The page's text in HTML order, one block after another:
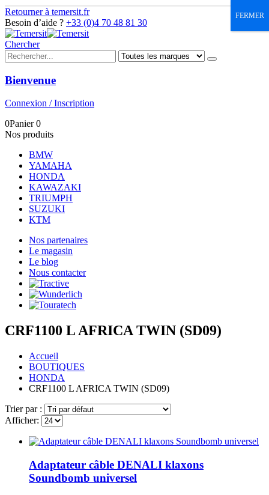
Retourner à temersit.fr
Besoin d’aide ? +33 (0)4 70 48 81 30
Chercher
Bienvenue
Connexion / Inscription
0Panier0
Nos produits
BMW
YAMAHA
HONDA
KAWAZAKI
TRIUMPH
SUZUKI
KTM
Nos partenaires
Le magasin
Le blog
Nous contacter
CRF1100 L AFRICA TWIN (SD09)
Accueil
BOUTIQUES
HONDA
CRF1100 L AFRICA TWIN (SD09)
Trier par :
Afficher:
Adaptateur câble DENALI klaxons
Soundbomb universel
FERMER